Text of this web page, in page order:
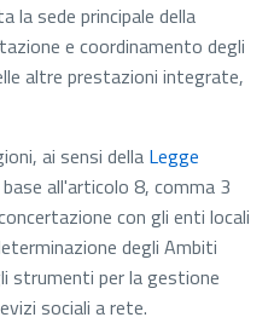
la sede principale della
e coordinamento degli
altre prestazioni integrate,
ai sensi della Legge
all'articolo 8, comma 3
con gli enti locali
degli Ambiti
strumenti per la gestione
sociali a rete.